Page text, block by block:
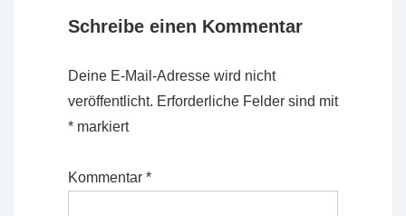
Schreibe einen Kommentar
Deine E-Mail-Adresse wird nicht
veröffentlicht. Erforderliche Felder sind mit
* markiert
Kommentar *